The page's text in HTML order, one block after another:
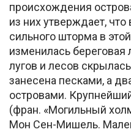
происхождения
из них утверждает, что
сильного шторма в
изменилась
лугов и лесов
занесена песками, а
островами.
(фран. «Могильный
Мон Сен-Мишель.